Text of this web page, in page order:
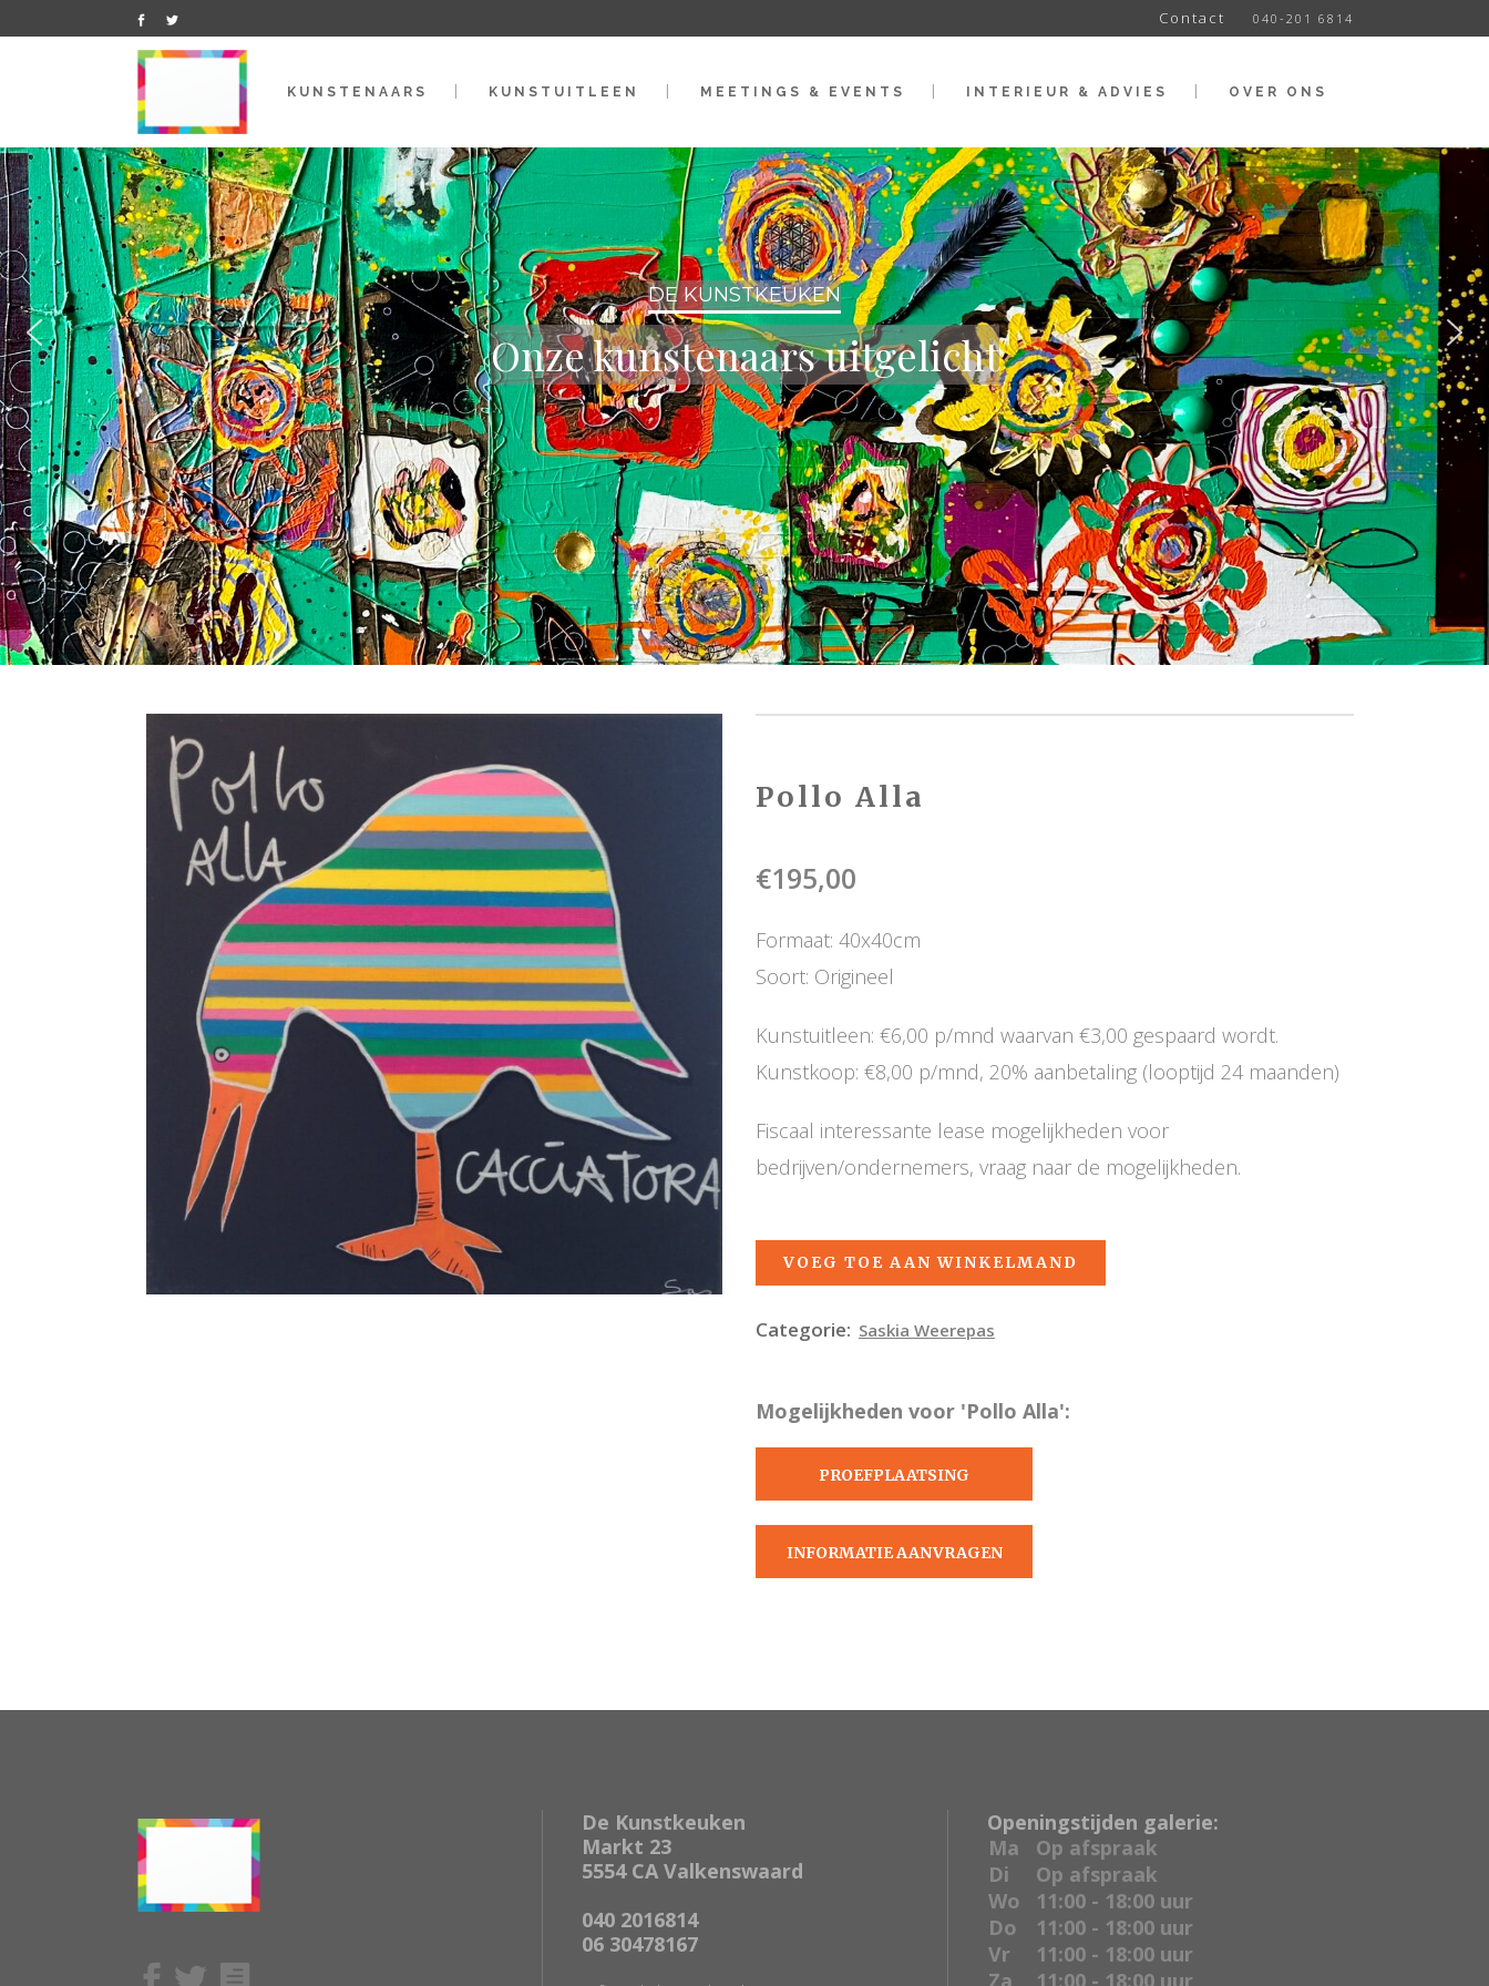
Contact 040-201 6814
KUNSTENAARS KUNSTUITLEEN MEETINGS & EVENTS INTERIEUR & ADVIES OVER ONS
DE KUNSTKEUKEN
Onze kunstenaars uitgelicht
Pollo Alla
€195,00
Formaat: 40x40cm
Soort: Origineel
Kunstuitleen: €6,00 p/mnd waarvan €3,00 gespaard wordt.
Kunstkoop: €8,00 p/mnd, 20% aanbetaling (looptijd 24 maanden)
Fiscaal interessante lease mogelijkheden voor
bedrijven/ondernemers, vraag naar de mogelijkheden.
VOEG TOE AAN WINKELMAND
Categorie: Saskia Weerepas
Mogelijkheden voor 'Pollo Alla':
PROEFPLAATSING
INFORMATIE AANVRAGEN
De Kunstkeuken
Markt 23
5554 CA Valkenswaard
040 2016814
06 30478167
Openingstijden galerie:
Ma
Op afspraak
Di
Op afspraak
Wo
11:00 - 18:00 uur
Do
11:00 - 18:00 uur
Vr
11:00 - 18:00 uur
Za
11:00 - 18:00 uur